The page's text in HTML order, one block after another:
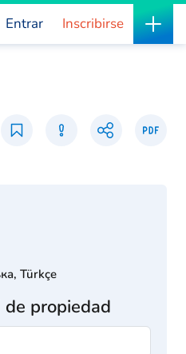
Entrar Inscribirse
Türkçe
propiedad